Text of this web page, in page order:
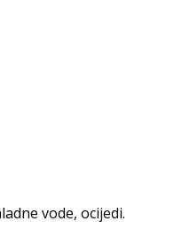
vode, ocijedi.